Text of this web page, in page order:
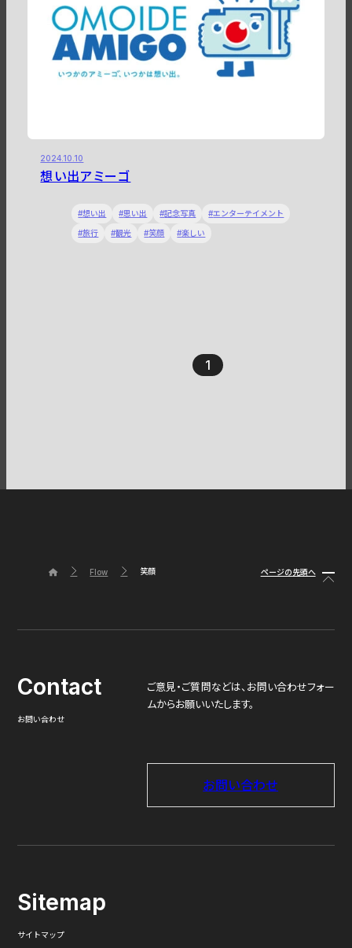
2024.10.10
想い出アミーゴ
想い出 思い出 記念写真 エンターテイメント
旅行 観光 笑顔 楽しい
1
Flow 笑顔 ページの先頭へ
Contact
お問い合わせ
ご意見・ご質問などは、 お問い合わせフォー
ムからお願いいたします。
お問い合わせ
Sitemap
サイトマップ